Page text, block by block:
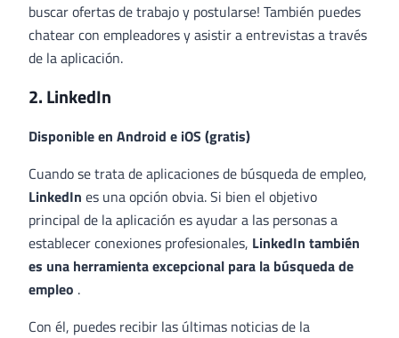
buscar ofertas de trabajo y postularse! También puedes
chatear con empleadores y asistir a entrevistas a través
de la aplicación.
2. LinkedIn
Disponible en Android e iOS (gratis)
Cuando se trata de aplicaciones de búsqueda de empleo,
LinkedIn es una opción obvia. Si bien el objetivo
principal de la aplicación es ayudar a las personas a
establecer conexiones profesionales, LinkedIn también
es una herramienta excepcional para la búsqueda de
empleo .
Con él, puedes recibir las últimas noticias de la